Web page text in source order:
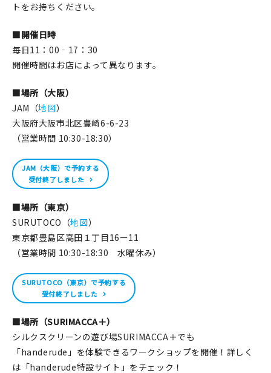
トをお持ちください。
■開催日時
毎日11：00‐17：30
開催時間はお店によって異なります。
■場所（大阪）
JAM（地図）
大阪府大阪市北区豊崎6-6-23
（営業時間 10:30-18:30）
JAM（大阪）で予約する
受付終了しました
■場所（東京）
SURUTOCO（地図）
東京都豊島区高田１丁目16ー11
（営業時間 10:30-18:30 水曜休み）
SURUTOCO（東京）で予約する
受付終了しました
■場所（SURIMACCA＋）
シルクスクリーンの遊び場SURIMACCA＋でも
「handerude」を体験できるワークショップを開催！詳しく
は「handerude特設サイト」をチェック！